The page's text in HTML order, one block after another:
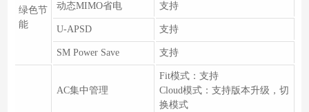
绿色节
能
动态MIMO省电 支持
U-APSD 支持
SM Power Save 支持
AC集中管理
Fit模式：支持
Cloud模式：支持版本升级，切
换模式